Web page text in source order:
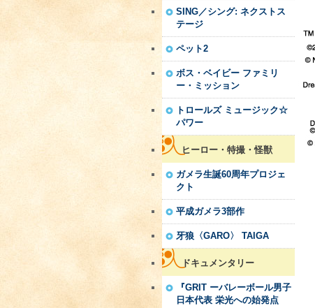
SING／シング: ネクストス
テージ
ペット2
ボス・ベイビー ファミリ
ー・ミッション
トロールズ ミュージック☆
パワー
ヒーロー・特撮・怪獣
ガメラ生誕60周年プロジェ
クト
平成ガメラ3部作
牙狼〈GARO〉 TAIGA
ドキュメンタリー
『GRIT ーバレーボール男子
日本代表 栄光への始発点